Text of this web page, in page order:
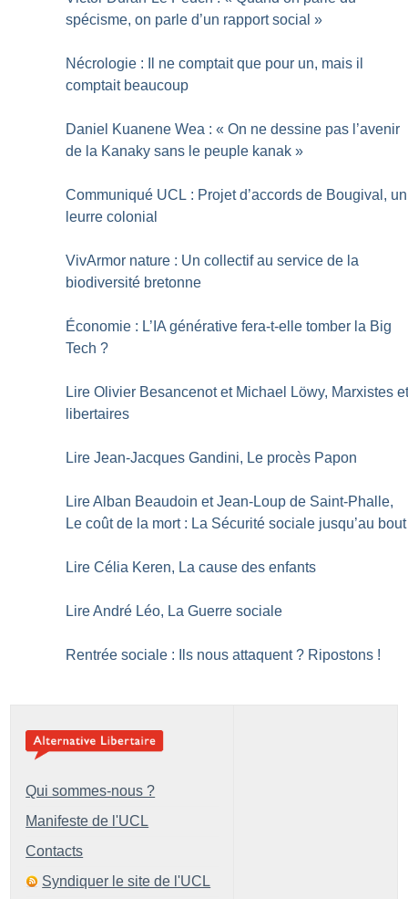
spécisme, on parle d’un rapport social »
Nécrologie : Il ne comptait que pour un, mais il
comptait beaucoup
Daniel Kuanene Wea : « On ne dessine pas l’avenir
de la Kanaky sans le peuple kanak »
Communiqué UCL : Projet d’accords de Bougival, un
leurre colonial
VivArmor nature : Un collectif au service de la
biodiversité bretonne
Économie : L’IA générative fera-t-elle tomber la Big
Tech ?
Lire Olivier Besancenot et Michael Löwy, Marxistes
libertaires
Lire Jean-Jacques Gandini, Le procès Papon
Lire Alban Beaudoin et Jean-Loup de Saint-Phalle,
Le coût de la mort : La Sécurité sociale jusqu’au bout
Lire Célia Keren, La cause des enfants
Lire André Léo, La Guerre sociale
Rentrée sociale : Ils nous attaquent ? Ripostons !
Qui sommes-nous ?
Manifeste de l'UCL
Contacts
Syndiquer le site de l'UCL